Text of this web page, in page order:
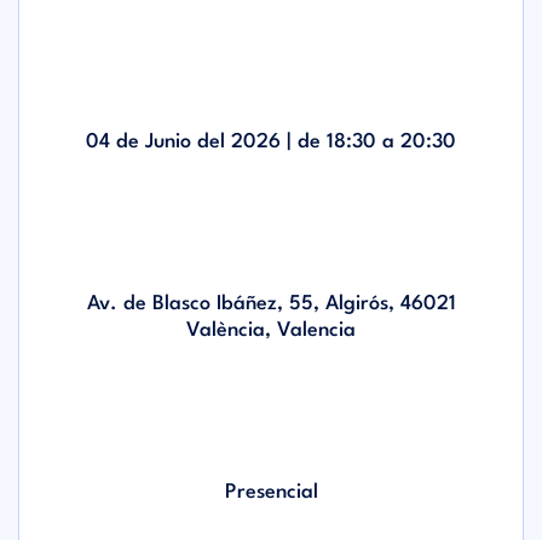
04 de Junio del 2026 | de 18:30 a 20:30
Av. de Blasco Ibáñez, 55, Algirós, 46021
València, Valencia
Presencial